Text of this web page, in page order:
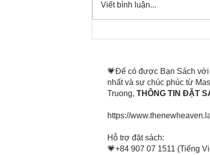
Viết bình luận...
💗Để có được Bạn Sách
nhất và sự chúc phúc từ
Truong, THÔNG TIN ĐẶT
https://
​Hỗ trợ đặt sách:
💗+84 907 07 1511 (Tiếng